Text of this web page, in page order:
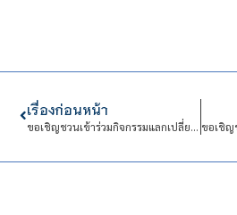
เรื่องก่อนหน้า
ขอเชิญชวนเข้าร่วมกิจกรรมแลกเปลี่ยนเรียนรู้ (KM) ในหัวข้อ “บทบาทของครูที่ปรึกษาในศตวรรษที่ 21 จากประสบการณ์จริง ที่มากกว่าทฤษฎี”